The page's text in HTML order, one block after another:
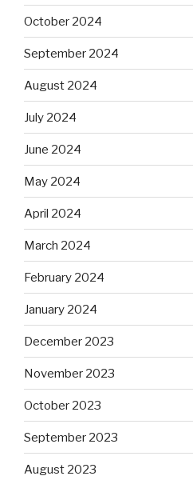
October 2024
September 2024
August 2024
July 2024
June 2024
May 2024
April 2024
March 2024
February 2024
January 2024
December 2023
November 2023
October 2023
September 2023
August 2023